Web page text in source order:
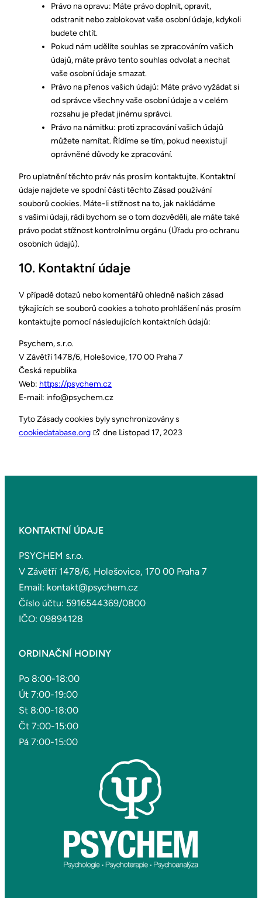
Právo na opravu: Máte právo doplnit, opravit,
odstranit nebo zablokovat vaše osobní údaje, kdykoli
budete chtít.
Pokud nám udělíte souhlas se zpracováním vašich
údajů, máte právo tento souhlas odvolat a nechat
vaše osobní údaje smazat.
Právo na přenos vašich údajů: Máte právo vyžádat si
od správce všechny vaše osobní údaje a v celém
rozsahu je předat jinému správci.
Právo na námitku: proti zpracování vašich údajů
můžete namítat. Řídíme se tím, pokud neexistují
oprávněné důvody ke zpracování.
Pro uplatnění těchto práv nás prosím kontaktujte. Kontaktní
údaje najdete ve spodní části těchto Zásad používání
souborů cookies. Máte-li stížnost na to, jak nakládáme
s vašimi údaji, rádi bychom se o tom dozvěděli, ale máte také
právo podat stížnost kontrolnímu orgánu (Úřadu pro ochranu
osobních údajů).
10. Kontaktní údaje
V případě dotazů nebo komentářů ohledně našich zásad
týkajících se souborů cookies a tohoto prohlášení nás prosím
kontaktujte pomocí následujících kontaktních údajů:
Psychem, s.r.o.
V Závětří 1478/6, Holešovice, 170 00 Praha 7
Česká republika
Web: https://psychem.cz
E-mail: info@psychem.cz
Tyto Zásady cookies byly synchronizovány s
cookiedatabase.org
dne Listopad 17, 2023
KONTAKTNÍ ÚDAJE
PSYCHEM s.r.o.
V Závětří 1478/6, Holešovice, 170 00 Praha 7
Email: kontakt@psychem.cz
Číslo účtu: 5916544369/0800
IČO: 09894128
ORDINAČNÍ HODINY
Po 8:00-18:00
Út 7:00-19:00
St 8:00-18:00
Čt 7:00-15:00
Pá 7:00-15:00